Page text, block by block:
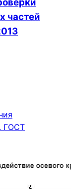
частей